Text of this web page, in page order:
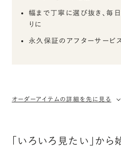
幅まで丁寧に選び抜き、毎
りに
永久保証のアフターサービ
オーダーアイテムの詳細を先に見る
「いろいろ見たい」から